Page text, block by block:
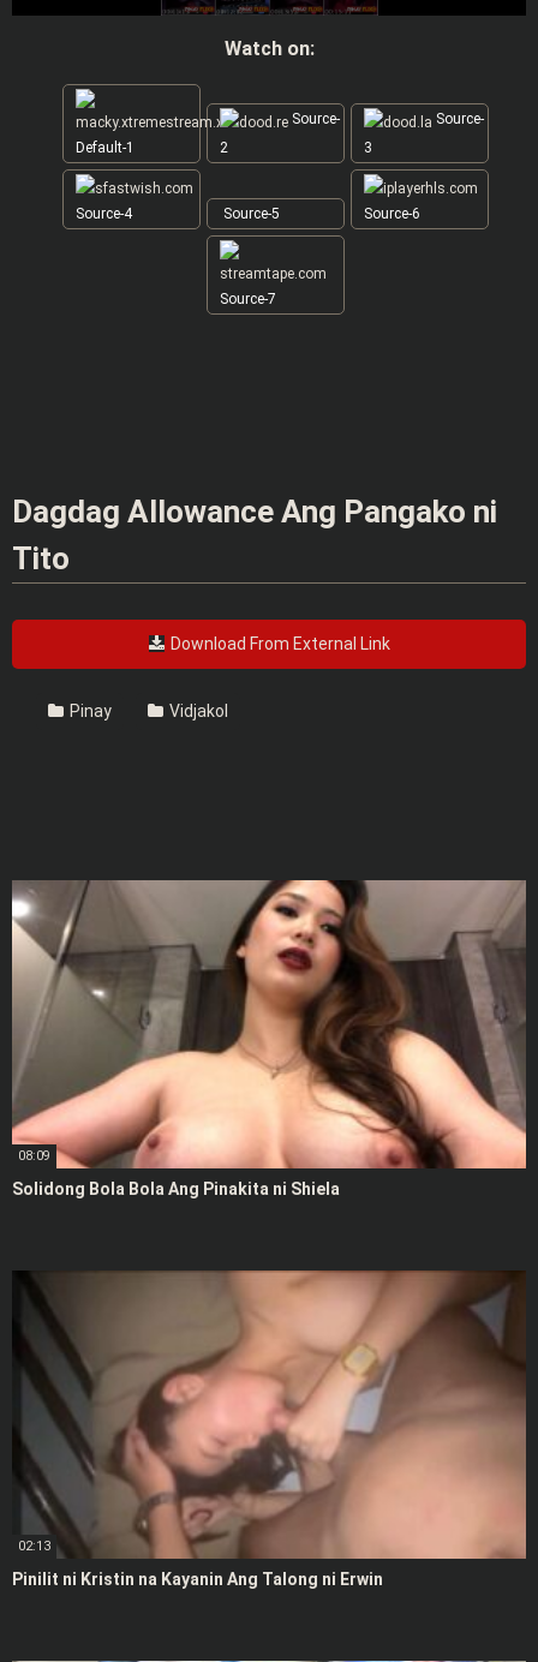
Watch on:
Default-1
Source-
2
Source-
3
Source-4 Source-5 Source-6
Source-7
Dagdag Allowance Ang Pangako ni
Tito
Download From External Link
Pinay Vidjakol
08:09
Solidong Bola Bola Ang Pinakita ni Shiela
02:13
Pinilit ni Kristin na Kayanin Ang Talong ni Erwin